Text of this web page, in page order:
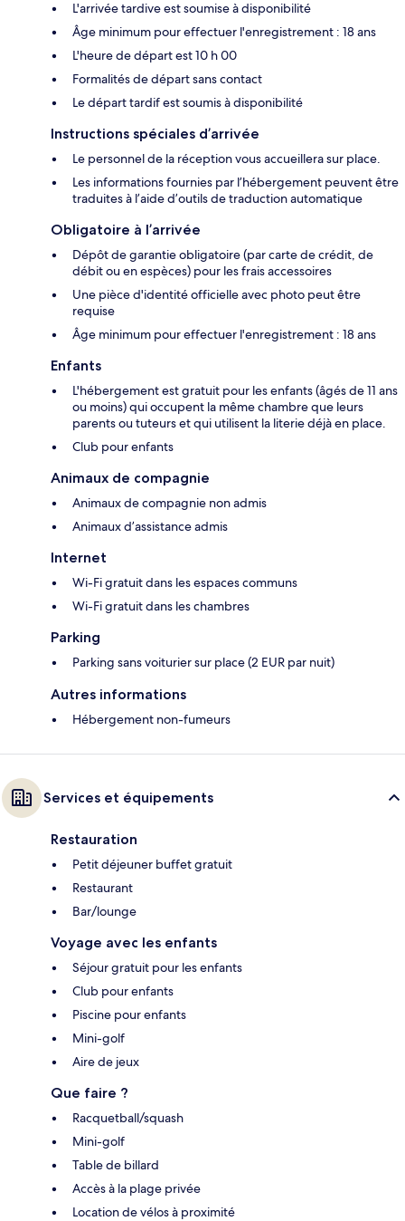
L'arrivée tardive est soumise à disponibilité
Âge minimum pour effectuer l'enregistrement : 18 ans
L'heure de départ est 10 h 00
Formalités de départ sans contact
Le départ tardif est soumis à disponibilité
Instructions spéciales d’arrivée
Le personnel de la réception vous accueillera sur place.
Les informations fournies par l’hébergement peuvent être
traduites à l’aide d’outils de traduction automatique
Obligatoire à l’arrivée
Dépôt de garantie obligatoire (par carte de crédit, de
débit ou en espèces) pour les frais accessoires
Une pièce d'identité officielle avec photo peut être
requise
Âge minimum pour effectuer l'enregistrement : 18 ans
Enfants
L'hébergement est gratuit pour les enfants (âgés de 11 ans
ou moins) qui occupent la même chambre que leurs
parents ou tuteurs et qui utilisent la literie déjà en place.
Club pour enfants
Animaux de compagnie
Animaux de compagnie non admis
Animaux d’assistance admis
Internet
Wi-Fi gratuit dans les espaces communs
Wi-Fi gratuit dans les chambres
Parking
Parking sans voiturier sur place (2 EUR par nuit)
Autres informations
Hébergement non-fumeurs
Services et équipements
Restauration
Petit déjeuner buffet gratuit
Restaurant
Bar/lounge
Voyage avec les enfants
Séjour gratuit pour les enfants
Club pour enfants
Piscine pour enfants
Mini-golf
Aire de jeux
Que faire ?
Racquetball/squash
Mini-golf
Table de billard
Accès à la plage privée
Location de vélos à proximité